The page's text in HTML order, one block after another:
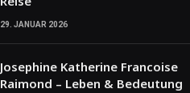
29. JANUAR 2026
Josephine Katherine Francoise
Raimond – Leben & Bedeutung